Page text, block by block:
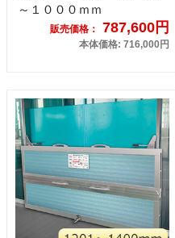
～１０００ｍｍ
販売価格： 787,600円
本体価格: 716,000円